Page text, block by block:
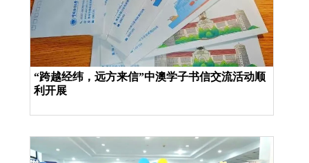
“跨越经纬，远方来信”中澳学子书信交流活动顺
利开展